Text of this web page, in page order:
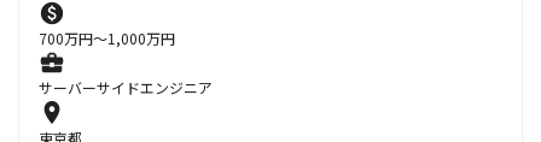
700万円〜1,000万円
サーバーサイドエンジニア
東京都